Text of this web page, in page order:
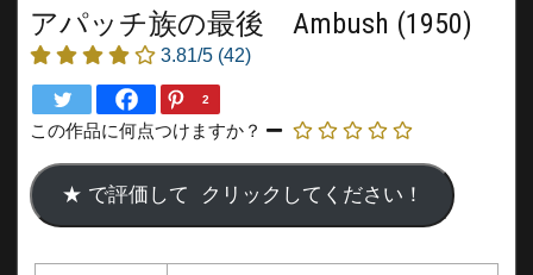
アパッチ族の最後 Ambush (1950)
3.81/5 (42)
2
この作品に何点つけますか？